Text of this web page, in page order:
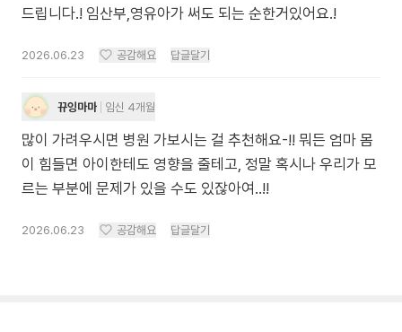
드립니다.! 임산부,영유아가 써도 되는 순한거있어요.!
2026.06.23 공감해요 답글달기
뀨잉마마 임신 4개월
많이 가려우시면 병원 가보시는 걸 추천해요-!! 뭐든 엄마 몸
이 힘들면 아이한테도 영향을 줄테고, 정말 혹시나 우리가 모
르는 부분에 문제가 있을 수도 있잖아여..!!
2026.06.23 공감해요 답글달기